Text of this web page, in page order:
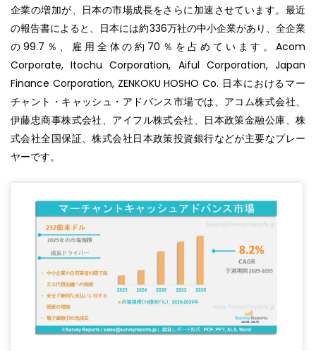
企業の増加が、日本の市場成長をさらに加速させています。最近
の報告書によると、日本には約336万社の中小企業があり、全企業
の99.7％、雇用全体の約70％を占めています。Acom
Corporate, Itochu Corporation, Aiful Corporation, Japan
Finance Corporation, ZENKOKU HOSHO Co. 日本におけるマー
チャント・キャッシュ・アドバンス市場では、アコム株式会社、
伊藤忠商事株式会社、アイフル株式会社、日本政策金融公庫、株
式会社全国保証、株式会社日本政策投資銀行などが主要なプレー
ヤーです。